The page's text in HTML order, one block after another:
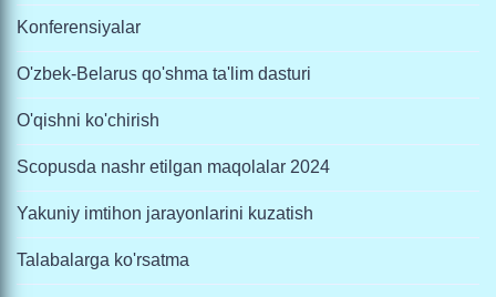
Konferensiyalar
O'zbek-Belarus qo'shma ta'lim dasturi
O'qishni ko'chirish
Scopusda nashr etilgan maqolalar 2024
Yakuniy imtihon jarayonlarini kuzatish
Talabalarga ko'rsatma